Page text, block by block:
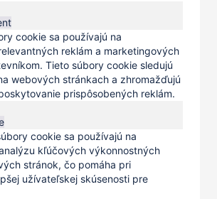
cookie sa používajú na
reklám a marketingových
Tieto súbory cookie sledujú
webových stránkach a zhromažďujú
prispôsobených reklám.
cookie sa používajú na
kľúčových výkonnostných
stránok, čo pomáha pri
užívateľskej skúsenosti pre